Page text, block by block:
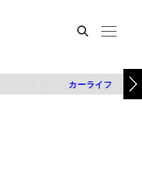
カーライフ